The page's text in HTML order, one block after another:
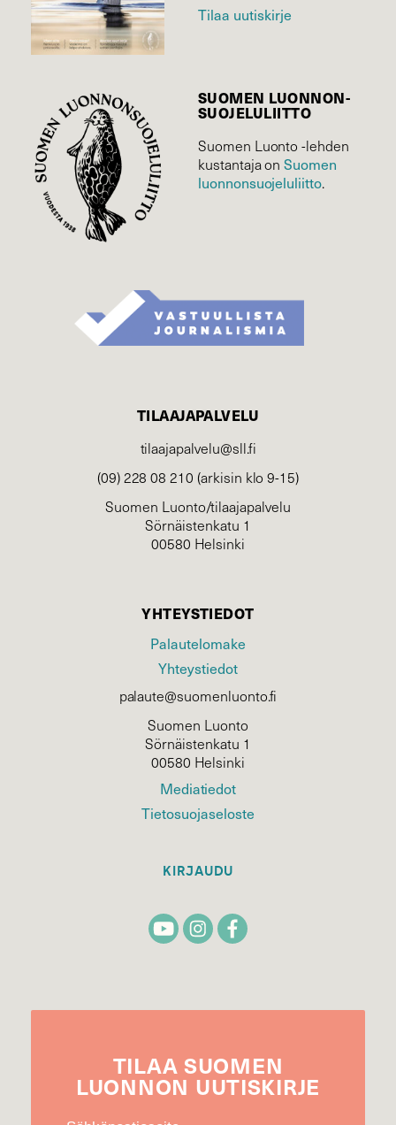
Tilaa uutiskirje
SUOMEN LUONNON­
SUOJELU­LIITTO
Suomen Luonto -lehden
kustantaja onSuomen
luonnonsuojelu­liitto.
TILAAJAPALVELU
tilaajapalvelu@sll.fi
(09) 228 08 210 (arkisin klo 9-15)
Suomen Luonto/tilaajapalvelu
Sörnäistenkatu 1
00580 Helsinki
YHTEYSTIEDOT
Palautelomake
Yhteystiedot
palaute@suomenluonto.fi
Suomen Luonto
Sörnäistenkatu 1
00580 Helsinki
Mediatiedot
Tietosuojaseloste
KIRJAUDU
TILAA SUOMEN
LUONNON UUTIS­KIRJE